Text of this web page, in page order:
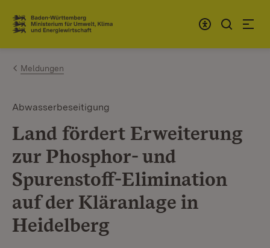
Zum Inhalt springen
Link zur Startseite
Meldungen
Abwasserbeseitigung
Land fördert Erweiterung
zur Phosphor- und
Spurenstoff-Elimination
auf der Kläranlage in
Heidelberg